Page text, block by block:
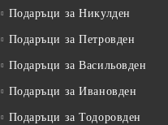
Подаръци за Никулден
Подаръци за Петровден
Подаръци за Васильовден
Подаръци за Ивановден
Подаръци за Тодоровден